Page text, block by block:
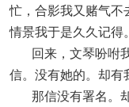
忙，合影我又赌气
情景我于是久久记得
回来，文琴吩咐
信。没有她的。却有
那信没有署名。